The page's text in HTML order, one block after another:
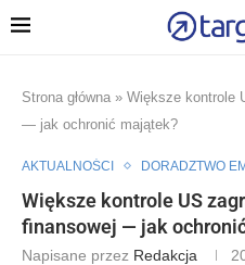
Strona główna » Większe kontrole
— jak ochronić majątek?
AKTUALNOŚCI DORADZTWO
Większe kontrole US
finansowej — jak
Napisane przez Redakcja